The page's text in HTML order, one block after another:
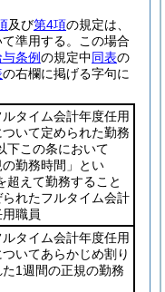
及び第4項の規定は、
準用する。
この場合
条例の規定中同表の
の右欄に掲げる字句に
ルタイム会計年度任用
いて定められた勤務
下この条において
の勤務時間」とい
超えて勤務すること
られたフルタイム会計
職員
ルタイム会計年度任用
いてあらかじめ割り
1週間の正規の勤務